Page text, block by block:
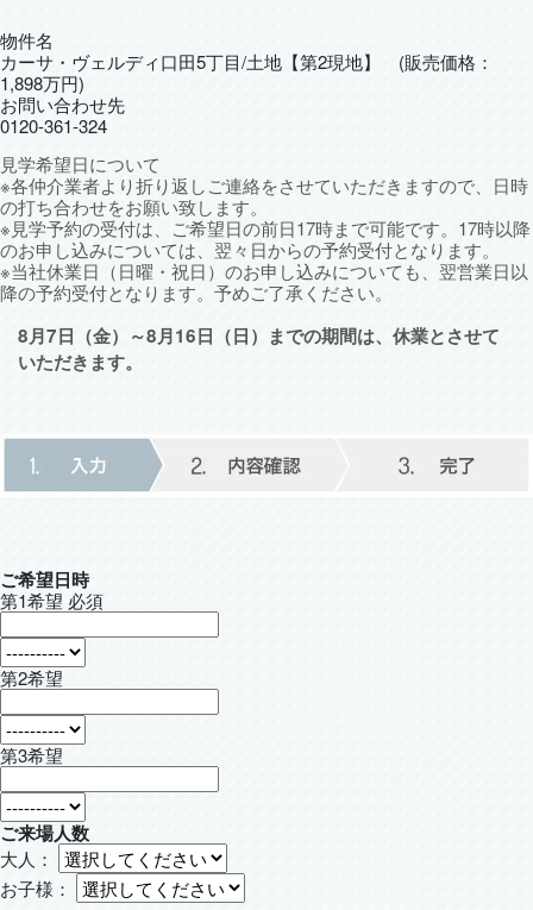
物件名
カーサ・ヴェルディ口田5丁目/土地【第2現地】 (販売価格：
1,898万円)
お問い合わせ先
0120-361-324
見学希望日について
※各仲介業者より折り返しご連絡をさせていただきますので、日時
の打ち合わせをお願い致します。
※見学予約の受付は、ご希望日の前日17時まで可能です。17時以降
のお申し込みについては、翌々日からの予約受付となります。
※当社休業日（日曜・祝日）のお申し込みについても、翌営業日以
降の予約受付となります。予めご了承ください。
8月7日（金）～8月16日（日）までの期間は、休業とさせて
いただきます。
ご希望日時
第1希望 必須
第2希望
第3希望
ご来場人数
大人：
お子様：